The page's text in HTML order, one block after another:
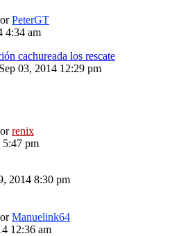
PeterGT
4:34 am
cachureada los rescate
03, 2014 12:29 pm
renix
5:47 pm
2014 8:30 pm
Manuelink64
12:36 am